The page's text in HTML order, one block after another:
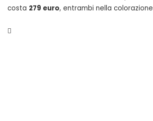
costa 279 euro, entrambi nella colorazione
